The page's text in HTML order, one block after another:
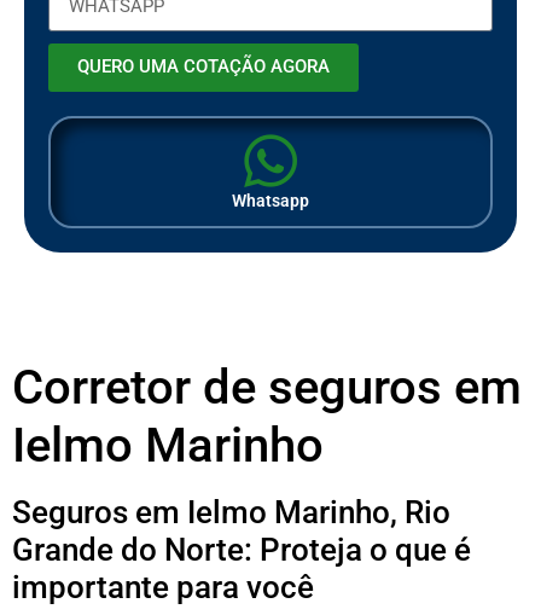
QUERO UMA COTAÇÃO AGORA
Whatsapp
Corretor de seguros em
Ielmo Marinho
Seguros em Ielmo Marinho, Rio
Grande do Norte: Proteja o que é
importante para você